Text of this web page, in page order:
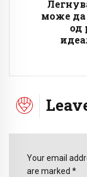
може да
од
Your email
are marked *